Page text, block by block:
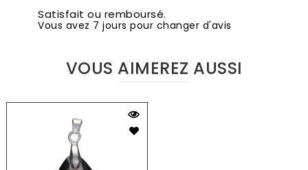
Satisfait ou remboursé.
Vous avez 7 jours pour changer d'avis
VOUS AIMEREZ AUSSI